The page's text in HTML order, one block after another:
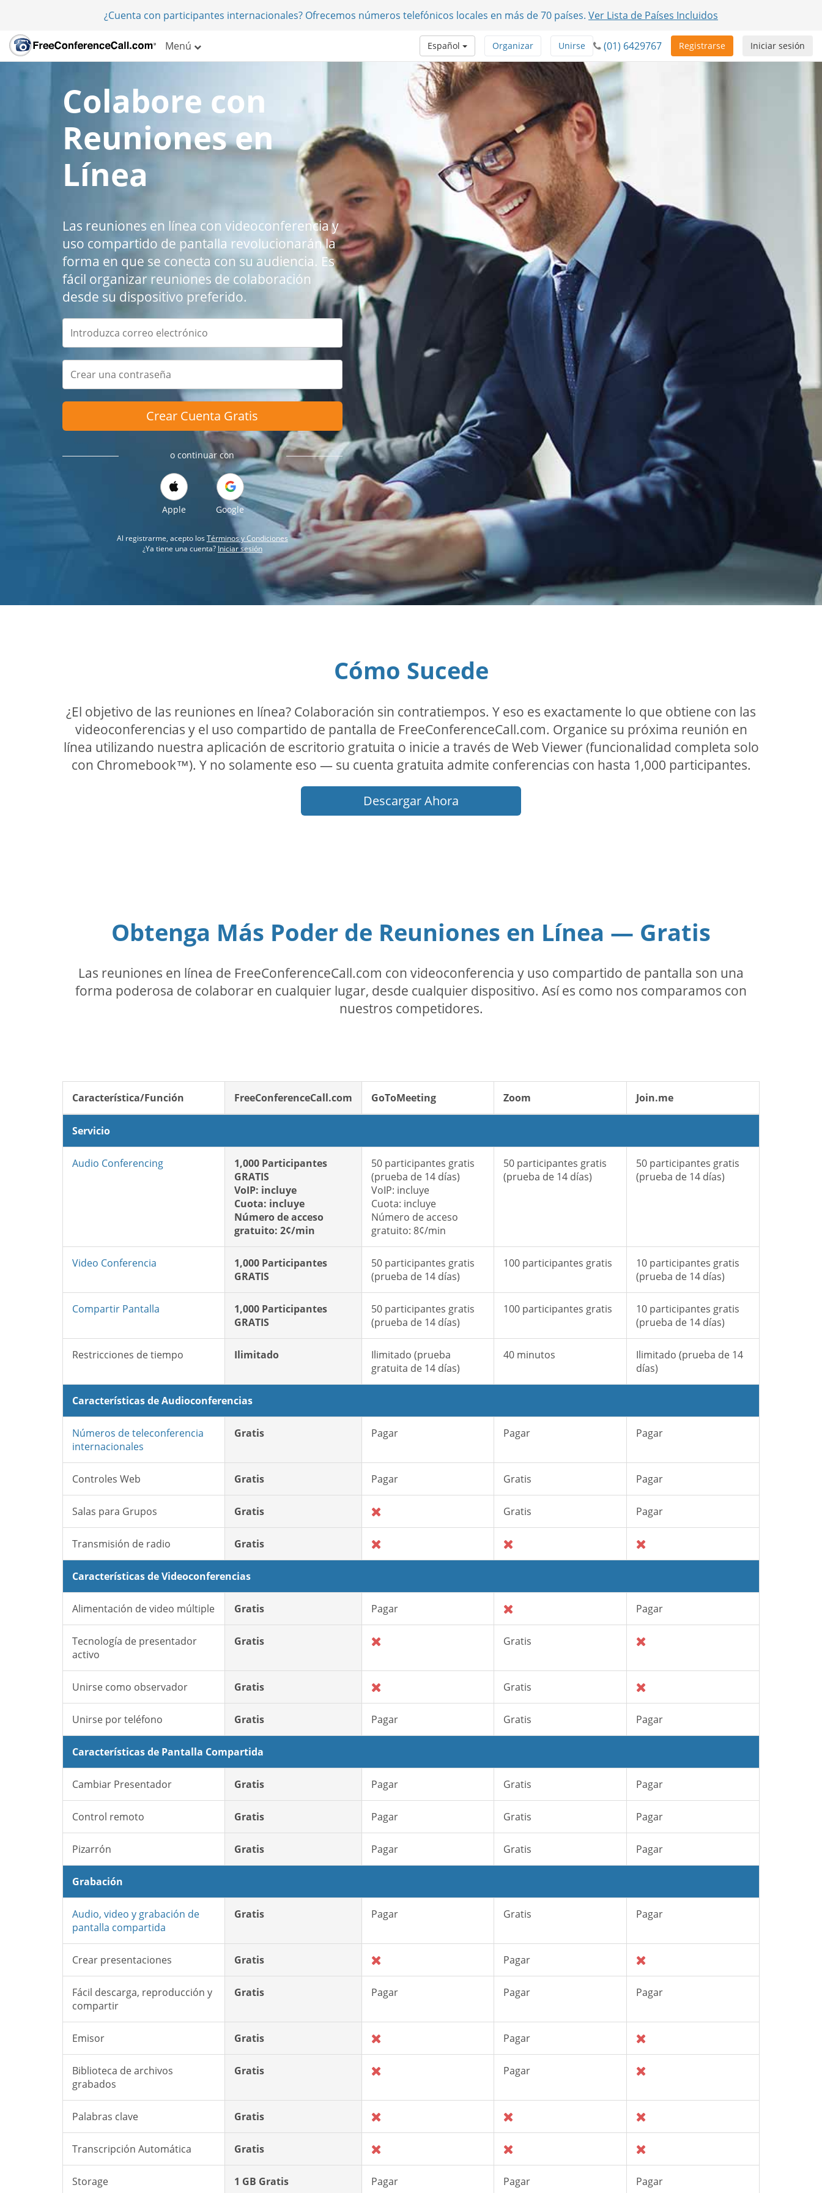
¿Cuenta con participantes internacionales? Ofrecemos números telefónicos locales en más de 70 países. Ver Lista de Países Incluidos
Menú Iniciar sesión
Registrarse
(01) 6429767
Unirse
Organizar
Español
Colabore con
Reuniones en
Línea
Las reuniones en línea con videoconferencia y
uso compartido de pantalla revolucionarán la
forma en que se conecta con su audiencia. Es
fácil organizar reuniones de colaboración
desde su dispositivo preferido.
Crear Cuenta Gratis
o continuar con
Apple Google
Al registrarme, acepto los Términos y Condiciones
¿Ya tiene una cuenta? Iniciar sesión
Cómo Sucede
¿El objetivo de las reuniones en línea? Colaboración sin contratiempos. Y eso es exactamente lo que obtiene con las
videoconferencias y el uso compartido de pantalla de FreeConferenceCall.com. Organice su próxima reunión en
línea utilizando nuestra aplicación de escritorio gratuita o inicie a través de Web Viewer (funcionalidad completa solo
con Chromebook™). Y no solamente eso — su cuenta gratuita admite conferencias con hasta 1,000 participantes.
Descargar Ahora
Obtenga Más Poder de Reuniones en Línea — Gratis
Las reuniones en línea de FreeConferenceCall.com con videoconferencia y uso compartido de pantalla son una
forma poderosa de colaborar en cualquier lugar, desde cualquier dispositivo. Así es como nos comparamos con
nuestros competidores.
Característica/Función FreeConferenceCall.com GoToMeeting Zoom Join.me
Servicio
Audio Conferencing
1,000 Participantes
GRATIS
VoIP: incluye
Cuota: incluye
Número de acceso
gratuito: 2¢/min
50 participantes gratis
(prueba de 14 días)
VoIP: incluye
Cuota: incluye
Número de acceso
gratuito: 8¢/min
50 participantes gratis
(prueba de 14 días)
50 participantes gratis
(prueba de 14 días)
Video Conferencia
1,000 Participantes
GRATIS
50 participantes gratis
(prueba de 14 días)
100 participantes gratis
10 participantes gratis
(prueba de 14 días)
Compartir Pantalla
1,000 Participantes
GRATIS
50 participantes gratis
(prueba de 14 días)
100 participantes gratis
10 participantes gratis
(prueba de 14 días)
Restricciones de tiempo Ilimitado
Ilimitado (prueba
gratuita de 14 días)
40 minutos
Ilimitado (prueba de 14
días)
Características de Audioconferencias
Números de teleconferencia
internacionales
Gratis Pagar Pagar Pagar
Controles Web Gratis Pagar Gratis Pagar
Salas para Grupos Gratis Gratis Pagar
Transmisión de radio Gratis
Características de Videoconferencias
Alimentación de video múltiple Gratis Pagar Pagar
Tecnología de presentador
activo
Gratis Gratis
Unirse como observador Gratis Gratis
Unirse por teléfono Gratis Pagar Gratis Pagar
Características de Pantalla Compartida
Cambiar Presentador Gratis Pagar Gratis Pagar
Control remoto Gratis Pagar Gratis Pagar
Pizarrón Gratis Pagar Gratis Pagar
Grabación
Audio, video y grabación de
pantalla compartida
Gratis Pagar Gratis Pagar
Crear presentaciones Gratis Pagar
Fácil descarga, reproducción y
compartir
Gratis Pagar Pagar Pagar
Emisor Gratis Pagar
Biblioteca de archivos
grabados
Gratis Pagar
Palabras clave Gratis
Transcripción Automática Gratis
Storage 1 GB Gratis Pagar Pagar Pagar